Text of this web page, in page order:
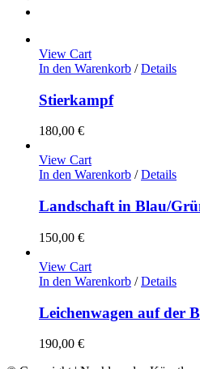
View Cart
In den Warenkorb / Details
Stierkampf
180,00 €
View Cart
In den Warenkorb / Details
Landschaft in Blau/
150,00 €
View Cart
In den Warenkorb / Details
Leichenwagen auf der
190,00 €